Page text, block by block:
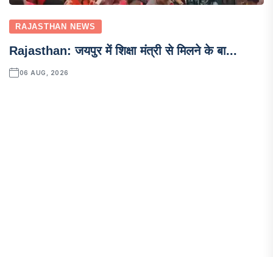
RAJASTHAN NEWS
Rajasthan: जयपुर में शिक्षा मंत्री से मिलने के बा...
06 AUG, 2026